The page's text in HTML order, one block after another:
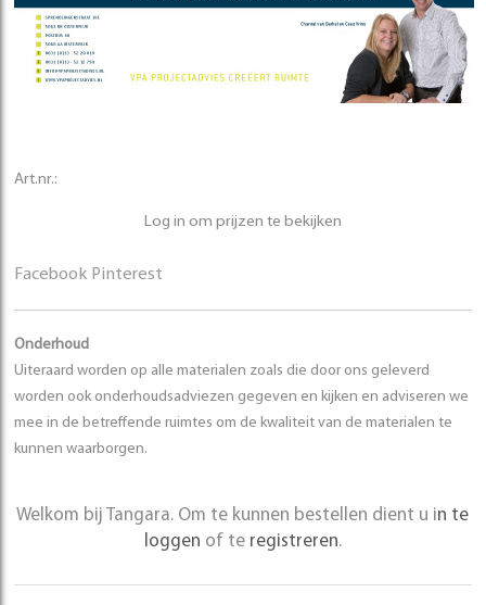
Art.nr.:
Log in om prijzen te bekijken
Facebook Pinterest
Onderhoud
Uiteraard worden op alle materialen zoals die door ons geleverd
worden ook onderhoudsadviezen gegeven en kijken en adviseren we
mee in de betreffende ruimtes om de kwaliteit van de materialen te
kunnen waarborgen.
Welkom bij Tangara. Om te kunnen bestellen dient u in te
loggen of te registreren.